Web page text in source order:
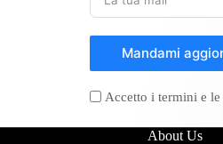
Mandami
Accetto i termini e
About Us